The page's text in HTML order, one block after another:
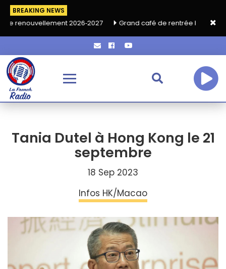
BREAKING NEWS
2026‑2027 Grand café de rentrée HKA le vendredi 18
Tania Dutel à Hong Kong le 21
septembre
18 Sep 2023
Infos HK/Macao